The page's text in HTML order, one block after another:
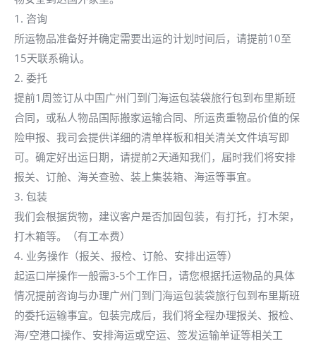
1. 咨询
所运物品准备好并确定需要出运的计划时间后，请提前10至
15天联系确认。
2. 委托
提前1周签订从中国广州门到门海运包装袋旅行包到布里斯班
合同，或私人物品国际搬家运输合同、所运贵重物品价值的保
险申报、我司会提供详细的清单样板和相关清关文件填写即
可。确定好出运日期，请提前2天通知我们，届时我们将安排
报关、订舱、海关查验、装上集装箱、海运等事宜。
3. 包装
我们会根据货物，建议客户是否加固包装，有打托，打木架，
打木箱等。（有工本费）
4. 业务操作（报关、报检、订舱、安排出运等）
起运口岸操作一般需3-5个工作日，请您根据托运物品的具体
情况提前咨询与办理广州门到门海运包装袋旅行包到布里斯班
的委托运输事宜。包装完成后，我们将全程办理报关、报检、
海/空港口操作、安排海运或空运、签发运输单证等相关工